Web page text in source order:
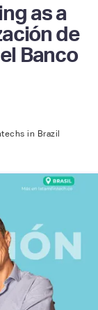
as a
de
Banco
in Brazil